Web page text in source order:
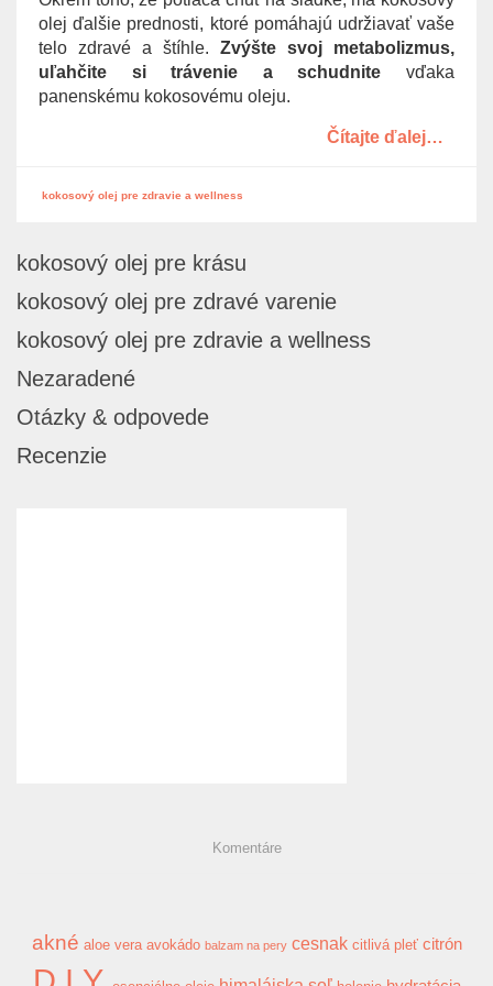
olej ďalšie prednosti, ktoré pomáhajú udržiavať vaše
telo zdravé a štíhle. Zvýšte svoj metabolizmus,
uľahčite si trávenie a schudnite vďaka
panenskému kokosovému oleju.
Čítajte ďalej…
kokosový olej pre zdravie a wellness
kokosový olej pre krásu
kokosový olej pre zdravé varenie
kokosový olej pre zdravie a wellness
Nezaradené
Otázky & odpovede
Recenzie
Komentáre
akné aloe vera avokádo balzam na pery cesnak citlivá pleť citrón